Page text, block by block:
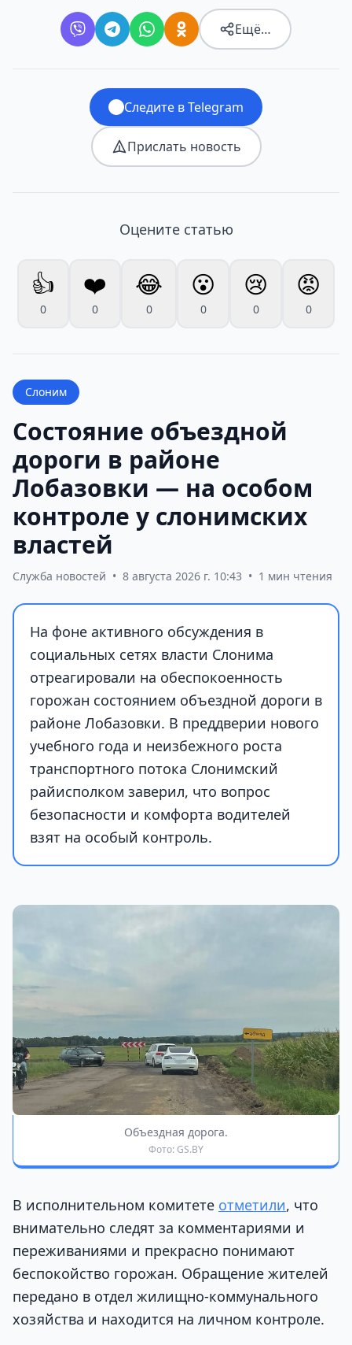
Ещё…
Следите в Telegram
Прислать новость
Оцените статью
👍
0
❤️
0
😂
0
😮
0
😢
0
😡
0
Слоним
Состояние объездной
дороги в районе
Лобазовки — на особом
контроле у слонимских
властей
Служба новостей • 8 августа 2026 г. 10:43 • 1 мин чтения
На фоне активного обсуждения в
социальных сетях власти Слонима
отреагировали на обеспокоенность
горожан состоянием объездной дороги в
районе Лобазовки. В преддверии нового
учебного года и неизбежного роста
транспортного потока Слонимский
райисполком заверил, что вопрос
безопасности и комфорта водителей
взят на особый контроль.
Объездная дорога.
Фото: GS.BY
В исполнительном комитете отметили, что
внимательно следят за комментариями и
переживаниями и прекрасно понимают
беспокойство горожан. Обращение жителей
передано в отдел жилищно-коммунального
хозяйства и находится на личном контроле.